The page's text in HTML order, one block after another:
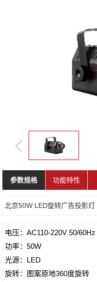
参数规格 功能特性
北京50W LED旋转广告投影灯
电压：AC110-220V 50/60Hz
功率：50W
光源：LED
旋转：图案原地360度旋转